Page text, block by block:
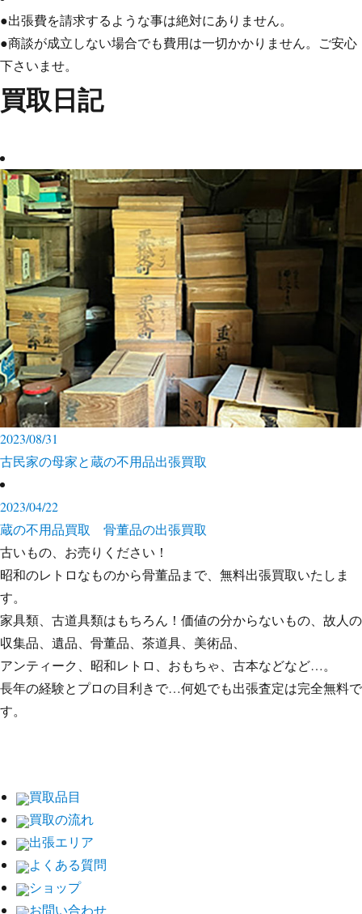
●出張費を請求するような事は絶対にありません。
●商談が成立しない場合でも費用は一切かかりません。ご安心
下さいませ。
買取日記
2023/08/31
古民家の母家と蔵の不用品出張買取
2023/04/22
蔵の不用品買取 骨董品の出張買取
古いもの、お売りください！
昭和のレトロなものから骨董品まで、無料出張買取いたしま
す。
家具類、古道具類はもちろん！価値の分からないもの、故人の
収集品、遺品、骨董品、茶道具、美術品、
アンティーク、昭和レトロ、おもちゃ、古本などなど…。
長年の経験とプロの目利きで…何処でも出張査定は完全無料で
す。
買取品目
買取の流れ
出張エリア
よくある質問
ショップ
お問い合わせ